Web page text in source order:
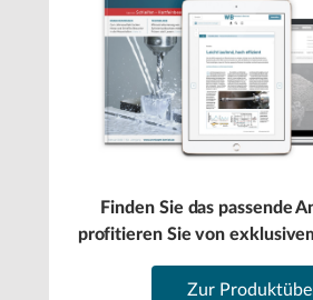
Finden Sie das passende
profitieren Sie von
Zur